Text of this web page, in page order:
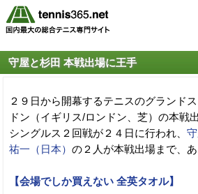
守屋と杉田 本戦出場に王手
２９日から開幕するテニスのグランド
ドン（イギリス/ロンドン、芝）の本戦
シングルス２回戦が２４日に行われ、
祐一（日本） の２人が本戦出場まで、あ
【会場でしか買えない 全英タオル】